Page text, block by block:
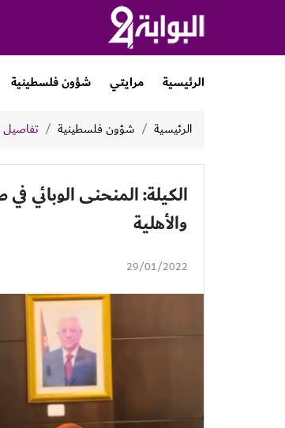
الرئيسية مرايتي شؤون فلسطينية
الرئيسية شؤون فلسطينية تفاصيل
الكيلة: المنحنى
والأهلية
29/01/2022